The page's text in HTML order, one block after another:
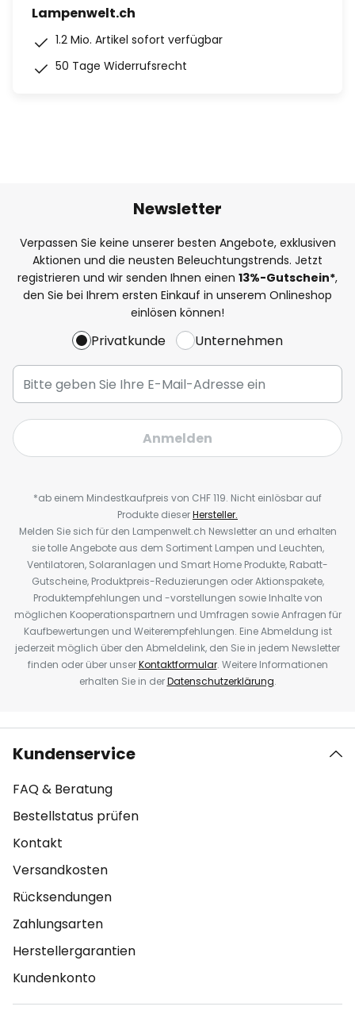
Lampenwelt.ch
1.2 Mio. Artikel sofort verfügbar
50 Tage Widerrufsrecht
Newsletter
Verpassen Sie keine unserer besten Angebote, exklusiven
Aktionen und die neusten Beleuchtungstrends. Jetzt
registrieren und wir senden Ihnen einen 13%-Gutschein*,
den Sie bei Ihrem ersten Einkauf in unserem Onlineshop
einlösen können!
Privatkunde Unternehmen
Anmelden
*ab einem Mindestkaufpreis von CHF 119. Nicht einlösbar auf
Produkte dieserHersteller.
Melden Sie sich für den Lampenwelt.ch Newsletter an und erhalten
sie tolle Angebote aus dem Sortiment Lampen und Leuchten,
Ventilatoren, Solaranlagen und Smart Home Produkte, Rabatt-
Gutscheine, Produktpreis-Reduzierungen oder Aktionspakete,
Produktempfehlungen und -vorstellungen sowie Inhalte von
möglichen Kooperationspartnern und Umfragen sowie Anfragen für
Kaufbewertungen und Weiterempfehlungen. Eine Abmeldung ist
jederzeit möglich über den Abmeldelink, den Sie in jedem Newsletter
finden oder über unserKontaktformular. Weitere Informationen
erhalten Sie in derDatenschutzerklärung.
Kundenservice
FAQ & Beratung
Bestellstatus prüfen
Kontakt
Versandkosten
Rücksendungen
Zahlungsarten
Herstellergarantien
Kundenkonto